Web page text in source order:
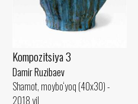
Kompozitsiya 3
Damir Ruzibaev
Shamot, moybo‘yoq (40x30) -
2018 yil